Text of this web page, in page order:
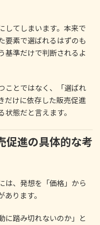
してしまいます。本来で
要素で選ばれるはずのも
基準だけで判断されるよ
ことではなく、「選ばれ
だけに依存した販売促進
態だと言えます。
促進の具体的な考
は、発想を「価格」から
あります。
に踏み切れないのか」と